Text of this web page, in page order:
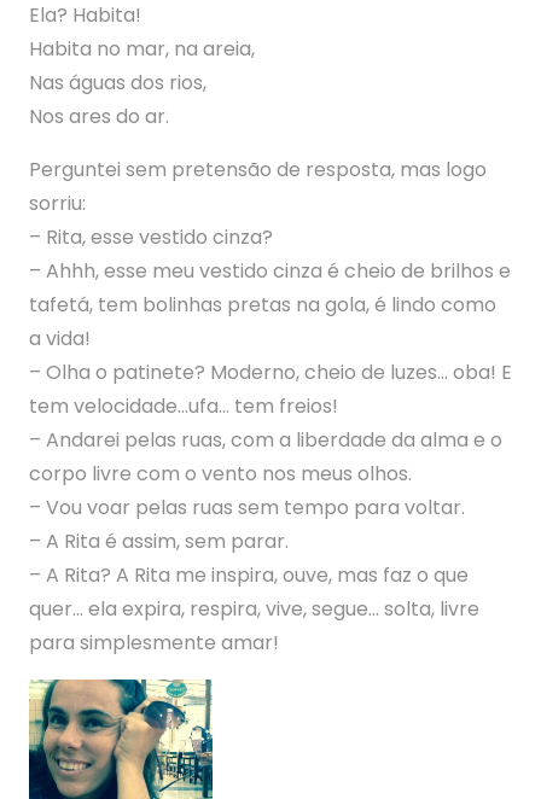
Ela? Habita!
Habita no mar, na areia,
Nas águas dos rios,
Nos ares do ar.
Perguntei sem pretensão de resposta, mas logo
sorriu:
– Rita, esse vestido cinza?
– Ahhh, esse meu vestido cinza é cheio de brilhos e
tafetá, tem bolinhas pretas na gola, é lindo como
a vida!
– Olha o patinete? Moderno, cheio de luzes… oba! E
tem velocidade…ufa… tem freios!
– Andarei pelas ruas, com a liberdade da alma e o
corpo livre com o vento nos meus olhos.
– Vou voar pelas ruas sem tempo para voltar.
– A Rita é assim, sem parar.
– A Rita? A Rita me inspira, ouve, mas faz o que
quer… ela expira, respira, vive, segue… solta, livre
para simplesmente amar!